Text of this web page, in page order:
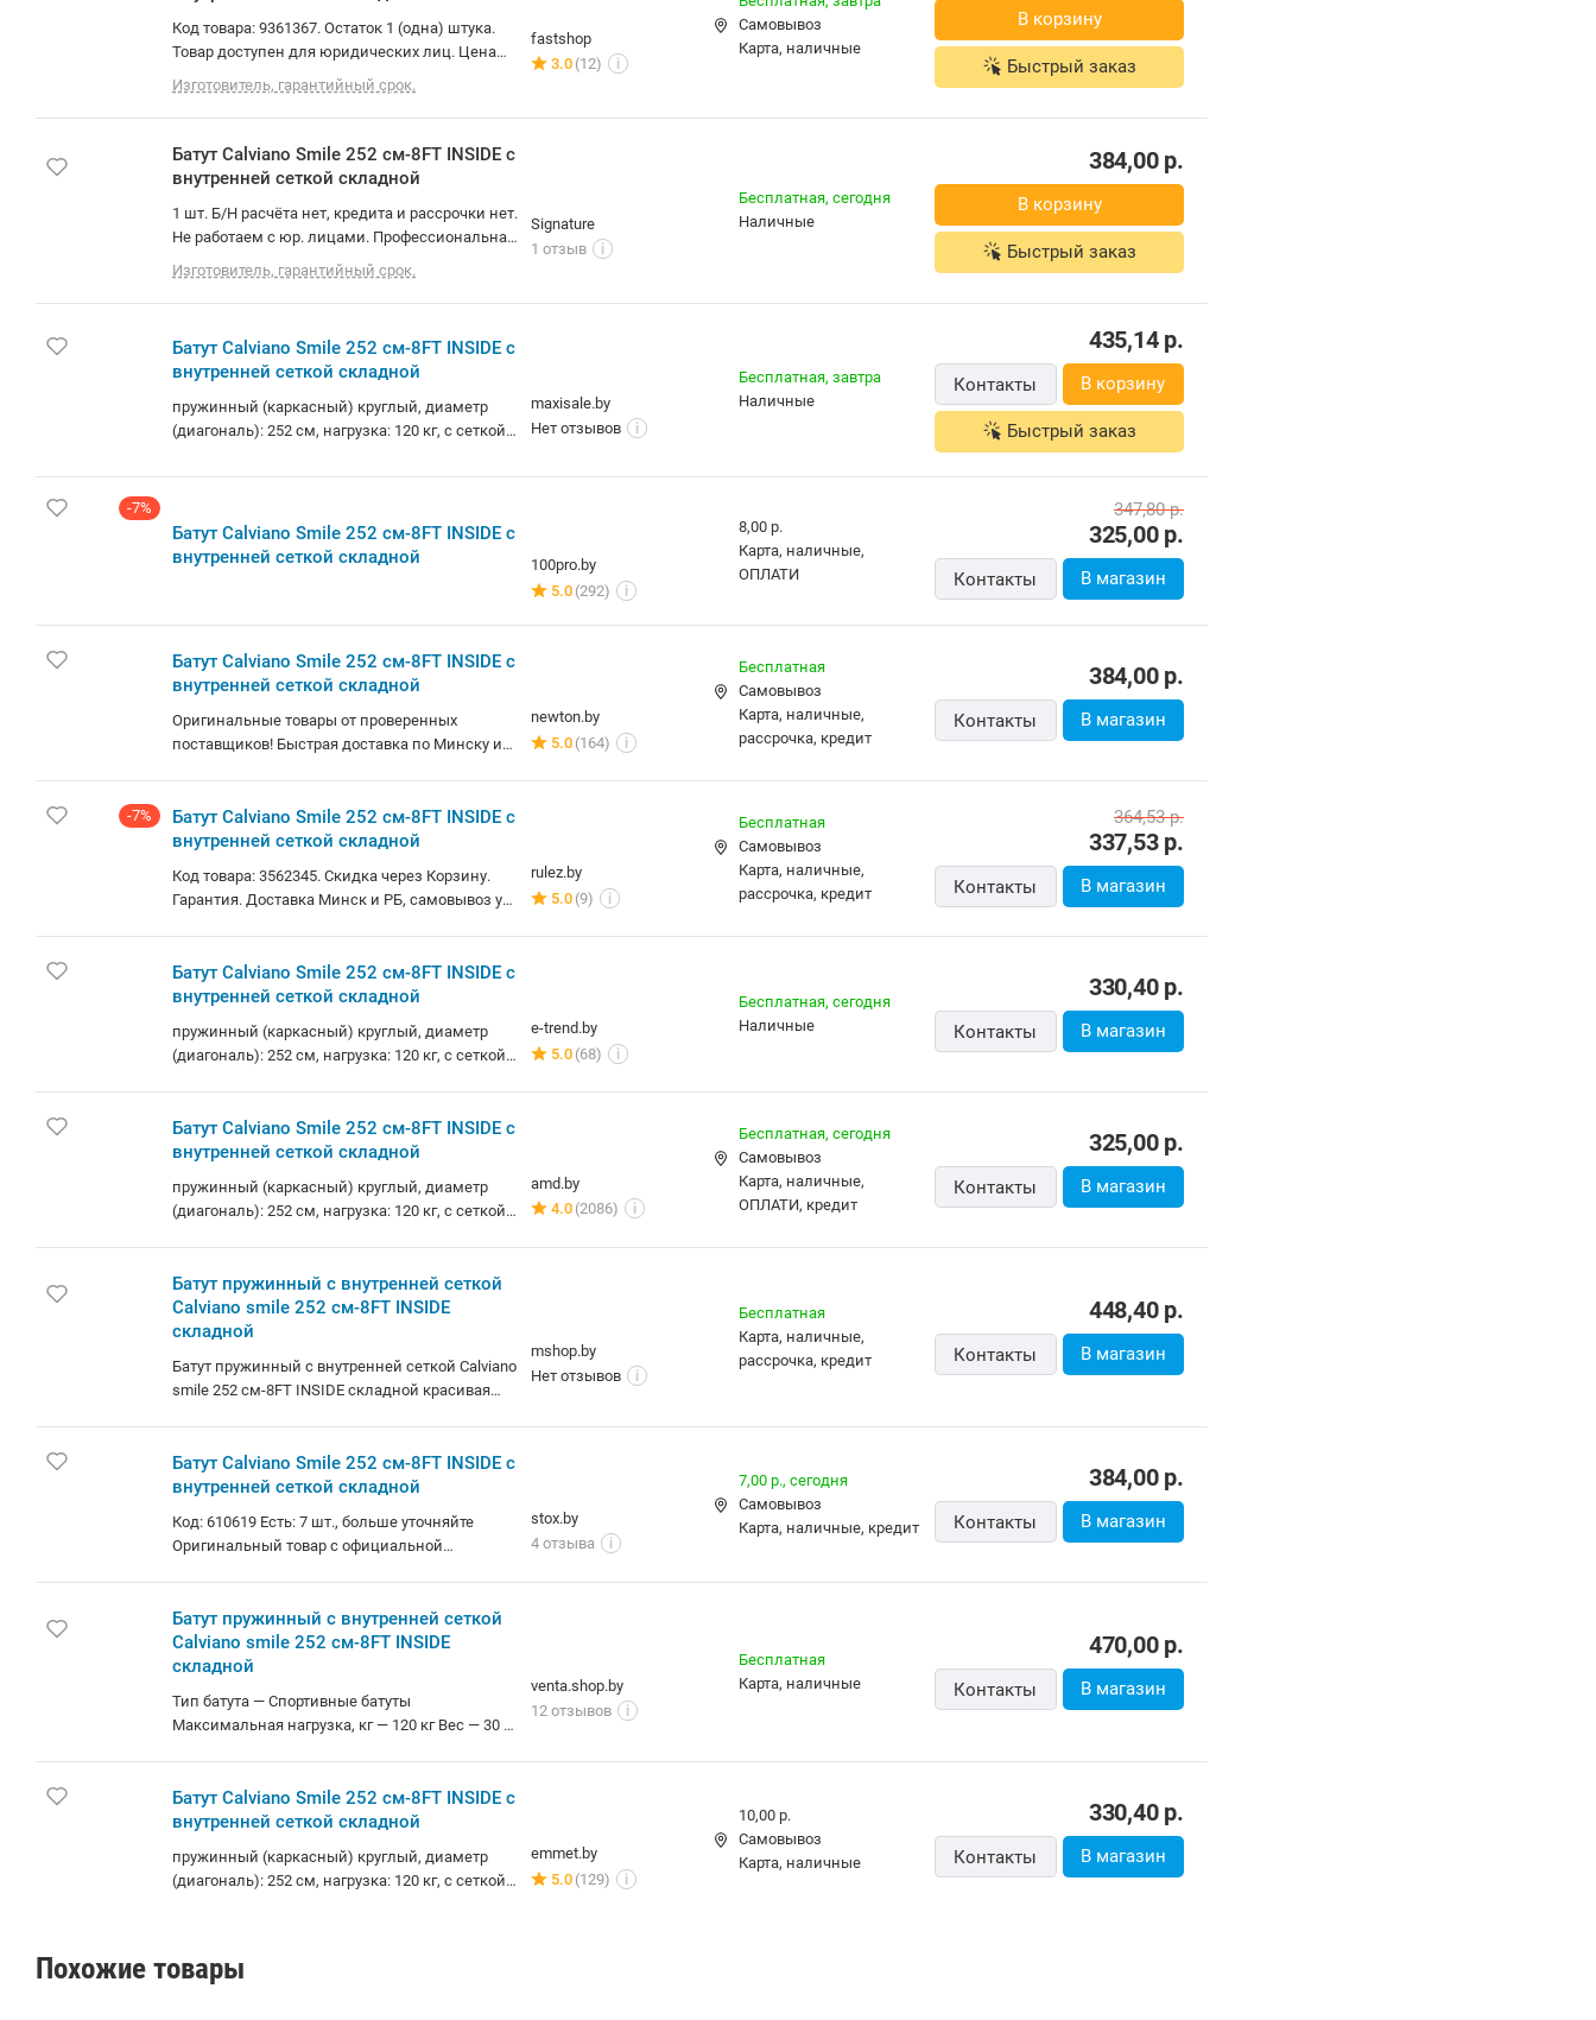
Код товара: 9361367. Остаток 1 (одна) штука.
Товар доступен для юридических лиц. Цена
указана с НДС. Доставка по Минску и РБ.
Самовывоз (площадь Бангалор). О товаре:
пружинный (каркасный) круглый, диаметр
(диагональ): 252 см, нагрузка: 120 кг, с сеткой,
с лестницей
Изготовитель, гарантийный срок.
fastshop
3.0 (12) i
Самовывоз
карта, наличные
В корзину
Быстрый заказ
Батут Calviano Smile 252 см-8FT INSIDE с
внутренней сеткой складной
1 шт. Б/Н расчёта нет, кредита и рассрочки нет.
Не работаем с юр. лицами. Профессиональная
консультация и подбор техники. Быстрая
доставка по Минску в квартиру, будние дни.
Доставка по РБ до подъезда. Программа
О товаре: пружинный (каркасный) круглый,
диаметр (диагональ): 252 см, нагрузка: 120 кг, с
сеткой, с лестницей
Изготовитель, гарантийный срок.
Signature
1 отзыв
i
Бесплатная, сегодня
наличные
384,00р.
В корзину
Быстрый заказ
Батут Calviano Smile 252 см-8FT INSIDE с
внутренней сеткой складной
пружинный (каркасный) круглый, диаметр
(диагональ): 252 см, нагрузка: 120 кг, с сеткой,
выходных. Быстрая доставка. Грамотная
с юр. лицами . Доступна 1 шт.
maxisale.by
Нет отзывов
i
Бесплатная, завтра
наличные
435,14р.
Контакты В корзину
Быстрый заказ
-7%
Батут Calviano Smile 252 см-8FT INSIDE с
внутренней сеткой складной
100pro.by
5.0 (292) i
8,00 р.
карта, наличные,
ОПЛАТИ
325,00р.
347,80р.
Контакты В магазин
Батут Calviano Smile 252 см-8FT INSIDE с
внутренней сеткой складной
Оригинальные товары от проверенных
поставщиков! Быстрая доставка по Минску и
newton.by
5.0 (164) i
Бесплатная
Самовывоз
карта, наличные,
рассрочка, кредит
384,00р.
Контакты В магазин
-7%
Батут Calviano Smile 252 см-8FT INSIDE с
внутренней сеткой складной
Код товара: 3562345. Скидка через Корзину.
Гарантия. Доставка Минск и РБ, самовывоз у
rulez.by
5.0 (9) i
Бесплатная
Самовывоз
карта, наличные,
рассрочка, кредит
337,53р.
364,53р.
Контакты В магазин
Батут Calviano Smile 252 см-8FT INSIDE с
внутренней сеткой складной
пружинный (каркасный) круглый, диаметр
(диагональ): 252 см, нагрузка: 120 кг, с сеткой,
Минску и РБ! Даем 2 недели на проверку
товара!
e-trend.by
5.0 (68) i
Бесплатная, сегодня
наличные
330,40р.
Контакты В магазин
Батут Calviano Smile 252 см-8FT INSIDE с
внутренней сеткой складной
пружинный (каркасный) круглый, диаметр
(диагональ): 252 см, нагрузка: 120 кг, с сеткой,
amd.by
4.0 (2086) i
Бесплатная, сегодня
Самовывоз
карта, наличные,
ОПЛАТИ, кредит
325,00р.
Контакты В магазин
Батут пружинный с внутренней сеткой
Calviano smile 252 см-8FT INSIDE
складной
Батут пружинный с внутренней сеткой Calviano
smile 252 см-8FT INSIDE складной красивая
как высокая безопасность, устойчивость и
дизайн. Движение на свежем воздухе
способствуют правильному развитию даже во
время беззаботных прыжков. Уличный
каркасный батут с внутренней сеткой станет
впишется в экстерьер загородного участка.
mshop.by
Нет отзывов
i
Бесплатная
карта, наличные,
рассрочка, кредит
448,40р.
Контакты В магазин
Батут Calviano Smile 252 см-8FT INSIDE с
внутренней сеткой складной
Код: 610619 Есть: 7 шт., больше уточняйте
Оригинальный товар с официальной
102(м.Московская), Братская
13(м.Аэродромная) (+1 день). Доставка: по
Беларуси курьером (за 1-3 дня) и в отделения
Корпоративным клиентам: стоимость с
НДС20% (счета от 100руб.)
stox.by
4 отзыва
i
7,00 р., сегодня
Самовывоз
карта, наличные, кредит
384,00р.
Контакты В магазин
Батут пружинный с внутренней сеткой
Calviano smile 252 см-8FT INSIDE
складной
Тип батута — Спортивные батуты
Максимальная нагрузка, кг — 120 кг Вес — 30 кг
venta.shop.by
12 отзывов
i
Бесплатная
карта, наличные
470,00р.
Контакты В магазин
Батут Calviano Smile 252 см-8FT INSIDE с
внутренней сеткой складной
пружинный (каркасный) круглый, диаметр
(диагональ): 252 см, нагрузка: 120 кг, с сеткой,
emmet.by
5.0 (129) i
10,00 р.
Самовывоз
карта, наличные
330,40р.
Контакты В магазин
Похожие товары